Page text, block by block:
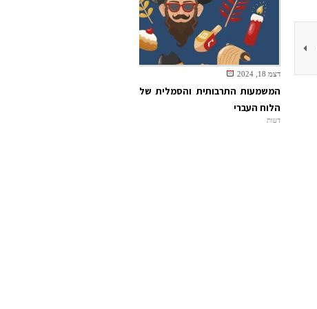
דצמ 18, 2024
המשמעות התרבותית והסמלית של
הלוח העברי
דעות